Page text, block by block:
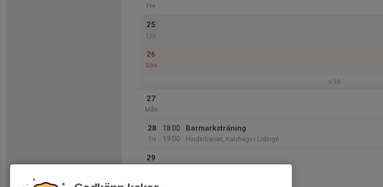
Fre
25
Lör
26
Sön
v.18
27
Mån
28
Tis
18:00
19:00
Barmarksträning
Hinderbanan, Kalvhagsv Lidingö
29